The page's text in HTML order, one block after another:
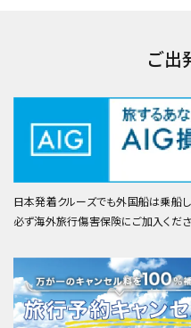
ご出
日本発着クルーズでも外国船は乗船
必ず海外旅行傷害保険にご加入くださ